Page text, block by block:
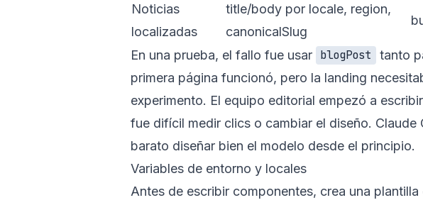
Noticias
localizadas
title/body por locale, region,
canonicalSlug
En una prueba, el fallo fue usar blogPost
tanto
primera página funcionó, pero la landing
experimento. El equipo editorial empezó a
fue difícil medir clics o cambiar el diseño.
barato diseñar bien el modelo desde el principio.
Variables de entorno y locales
Antes de escribir componentes, crea una